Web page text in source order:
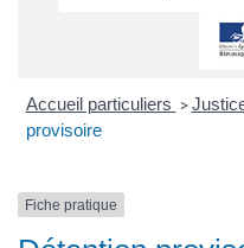
Accueil particuliers >
provisoire
Fiche pratique